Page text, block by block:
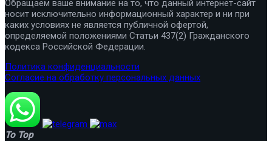
Обращаем ваше внимание на то, что данный интернет-сайт
носит исключительно информационный характер и ни при
каких условиях не является публичной офертой,
определяемой положениями Статьи 437(2) Гражданского
кодекса Российской Федерации.
Политика конфиденциальности
Согласие на обработку персональных данных
To Top